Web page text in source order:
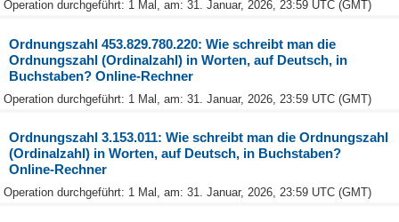
Operation durchgeführt: 1 Mal, am: 31. Januar, 2026, 23:59 UTC (GMT)
Ordnungszahl 453.829.780.220: Wie schreibt man die
Ordnungszahl (Ordinalzahl) in Worten, auf Deutsch, in
Buchstaben? Online-Rechner
Operation durchgeführt: 1 Mal, am: 31. Januar, 2026, 23:59 UTC (GMT)
Ordnungszahl 3.153.011: Wie schreibt man die Ordnungszahl
(Ordinalzahl) in Worten, auf Deutsch, in Buchstaben?
Online-Rechner
Operation durchgeführt: 1 Mal, am: 31. Januar, 2026, 23:59 UTC (GMT)